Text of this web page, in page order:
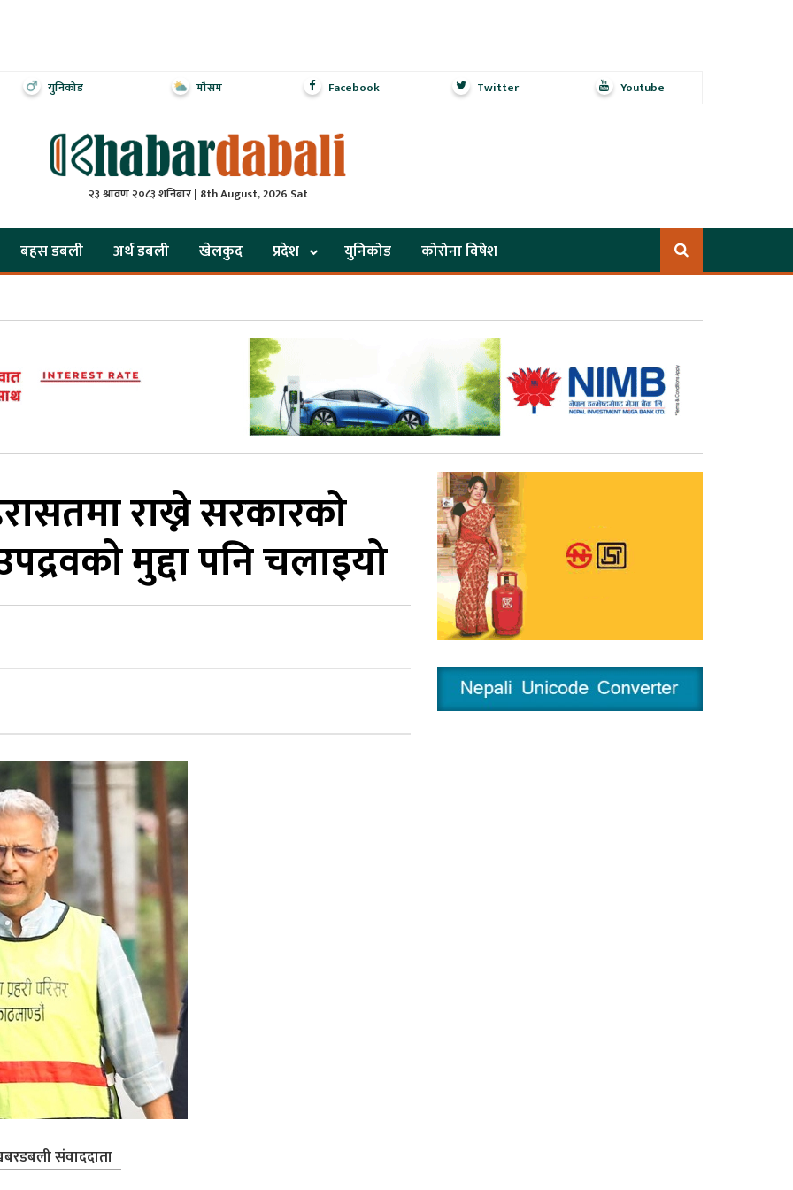
युनिकोड मौसम Facebook Twitter Youtube
२३ श्रावण २०८३ शनिबार | 8th August, 2026 Sat
बहस डबली अर्थ डबली खेलकुद प्रदेश युनिकोड कोरोना विषेश
राख्ने सरकारको
मुद्दा पनि चलाइयो
संवाददाता